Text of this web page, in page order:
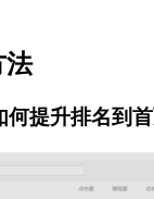
法
何提升排名到